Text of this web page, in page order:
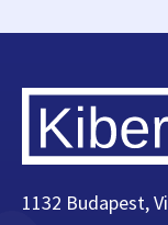
1132 Budapest,